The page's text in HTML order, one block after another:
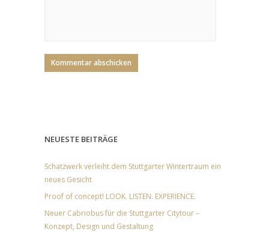
NEUESTE BEITRÄGE
Schatzwerk verleiht dem Stuttgarter Wintertraum ein
neues Gesicht
Proof of concept! LOOK. LISTEN. EXPERIENCE.
Neuer Cabriobus für die Stuttgarter Citytour –
Konzept, Design und Gestaltung